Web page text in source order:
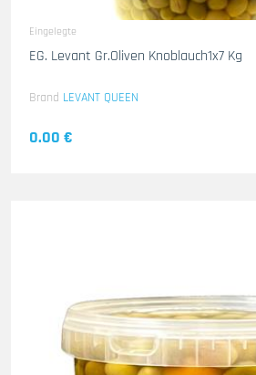
Eingelegte
EG. Levant Gr.Oliven Knoblauch1x7 Kg
Brand LEVANT QUEEN
0.00 €